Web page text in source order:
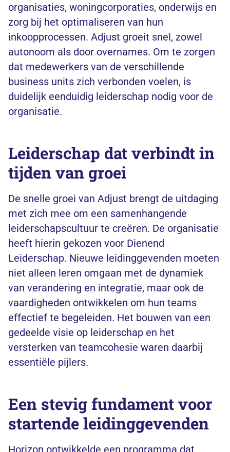
organisaties, woningcorporaties, onderwijs en
zorg bij het optimaliseren van hun
inkoopprocessen. Adjust groeit snel, zowel
autonoom als door overnames. Om te zorgen
dat medewerkers van de verschillende
business units zich verbonden voelen, is
duidelijk eenduidig leiderschap nodig voor de
organisatie.
Leiderschap dat verbindt in
tijden van groei
De snelle groei van Adjust brengt de uitdaging
met zich mee om een samenhangende
leiderschapscultuur te creëren. De organisatie
heeft hierin gekozen voor Dienend
Leiderschap. Nieuwe leidinggevenden moeten
niet alleen leren omgaan met de dynamiek
van verandering en integratie, maar ook de
vaardigheden ontwikkelen om hun teams
effectief te begeleiden. Het bouwen van een
gedeelde visie op leiderschap en het
versterken van teamcohesie waren daarbij
essentiële pijlers.
Een stevig fundament voor
startende leidinggevenden
Horizon ontwikkelde een programma dat